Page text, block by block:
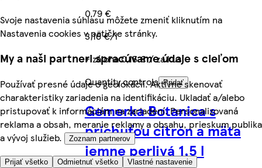
Svoje nastavenia súhlasu môžete zmeniť kliknutím na
Nastavenia cookies v pätičke stránky.
My a naši partneri spracúvame údaje s cieľom
Používať presné údaje o geolokácii. Aktívne skenovať
charakteristiky zariadenia na identifikáciu. Ukladať a/alebo
pristupovať k informáciám na zariadení. Personalizovaná
reklama a obsah, meranie reklamy a obsahu, prieskum publika
a vývoj služieb.
Zoznam partnerov
Prijať všetko Odmietnuť všetko Vlastné nastavenie
0,79 €
3,16 €/l
+ záloha 0,15 € / za kus
Quantity controls Pridať
Gemerka Botanica s
príchuťou citrón a mäta
jemne perlivá 1,5 l